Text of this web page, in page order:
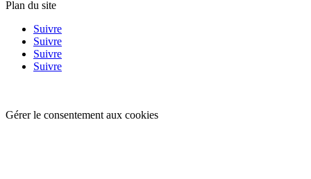
Plan du site
Suivre
Suivre
Suivre
Suivre
Gérer le consentement aux cookies